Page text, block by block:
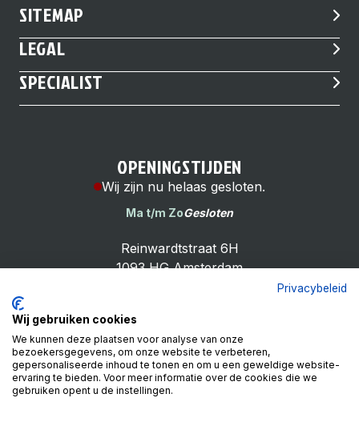
SITEMAP
LEGAL
SPECIALIST
Cheap Bike Shop
4.9
Based on 99 reviews
OPENINGSTIJDEN
Wij zijn nu helaas gesloten.
Ma t/m ZoGesloten
Reinwardtstraat 6H
1093 HG Amsterdam
Privacybeleid
Wij gebruiken cookies
We kunnen deze plaatsen voor analyse van onze
bezoekersgegevens, om onze website te verbeteren,
gepersonaliseerde inhoud te tonen en om u een geweldige website-
ervaring te bieden. Voor meer informatie over de cookies die we
gebruiken opent u de instellingen.